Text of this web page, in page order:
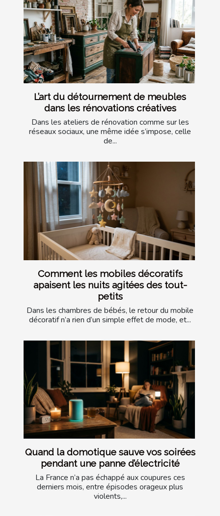
L’art du détournement de meubles
dans les rénovations créatives
Dans les ateliers de rénovation comme sur les
réseaux sociaux, une même idée s’impose, celle
de...
Comment les mobiles décoratifs
apaisent les nuits agitées des tout-
petits
Dans les chambres de bébés, le retour du mobile
décoratif n’a rien d’un simple effet de mode, et...
Quand la domotique sauve vos soirées
pendant une panne d’électricité
La France n’a pas échappé aux coupures ces
derniers mois, entre épisodes orageux plus
violents,...